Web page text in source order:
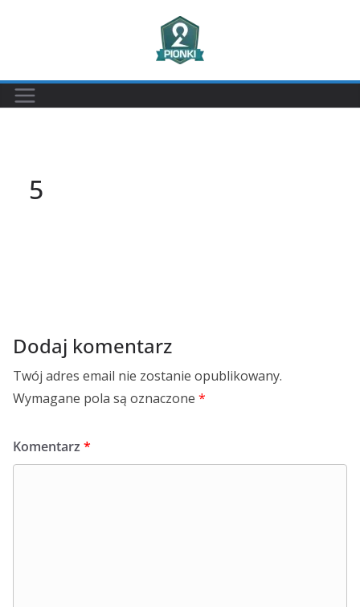
5
Dodaj komentarz
Twój adres email nie zostanie opublikowany.
Wymagane pola są oznaczone *
Komentarz *